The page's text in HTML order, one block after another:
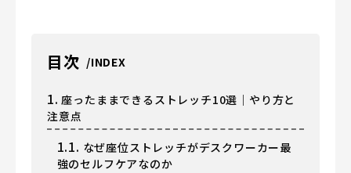
目次
1. 座ったままできるストレッチ10選｜やり方と
注意点
1.1. なぜ座位ストレッチがデスクワーカー最
強のセルフケアなのか